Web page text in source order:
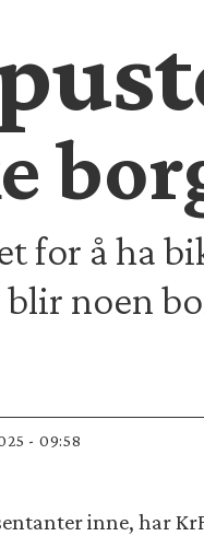
for å ha
noen
- 09:58
inne, har